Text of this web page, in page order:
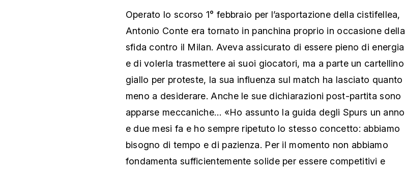
Operato lo scorso 1° febbraio per l’asportazione della cistifellea,
Antonio Conte era tornato in panchina proprio in occasione della
sfida contro il Milan. Aveva assicurato di essere pieno di energia
e di volerla trasmettere ai suoi giocatori, ma a parte un cartellino
giallo per proteste, la sua influenza sul match ha lasciato quanto
meno a desiderare. Anche le sue dichiarazioni post-partita sono
apparse meccaniche… «Ho assunto la guida degli Spurs un anno
e due mesi fa e ho sempre ripetuto lo stesso concetto: abbiamo
bisogno di tempo e di pazienza. Per il momento non abbiamo
fondamenta sufficientemente solide per essere competitivi e